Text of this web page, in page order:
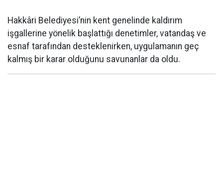
Hakkâri Belediyesi’nin kent genelinde kaldırım
işgallerine yönelik başlattığı denetimler, vatandaş ve
esnaf tarafından desteklenirken, uygulamanın geç
kalmış bir karar olduğunu savunanlar da oldu.